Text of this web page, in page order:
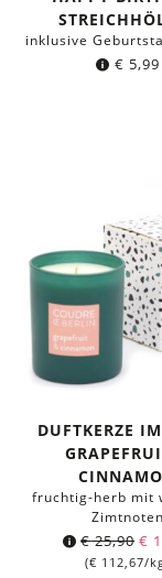
inklusive
€ 5,99
DUFTKERZE
fruchtig-herb mit
Zimtnoten
€25,90 €
(€ 112,67/